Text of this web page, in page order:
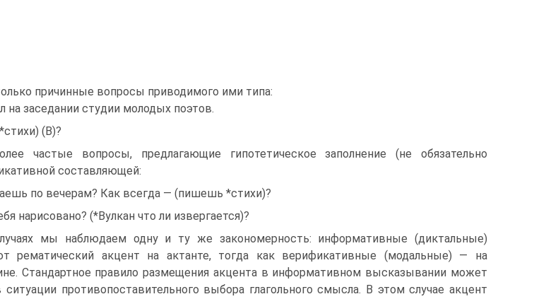
причинные вопросы приводимого ими типа:
на заседании студии молодых поэтов.
(В)?
частые вопросы, предлагающие гипотетическое заполнение (не обязательно
составляющей:
по вечерам? Как всегда — (пишешь *стихи)?
нарисовано? (*Вулкан что ли извергается)?
мы наблюдаем одну и ту же закономерность: информативные (диктальные)
рематический акцент на актанте, тогда как верификативные (модальные) — на
Стандартное правило размещения акцента в информативном высказывании может
противопоставительного выбора глагольного смысла. В этом случае акцент